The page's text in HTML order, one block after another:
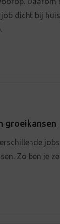
job dicht bij
groeikansen
Zo ben je